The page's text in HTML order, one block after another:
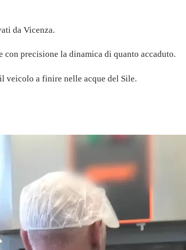
da Vicenza.
precisione la dinamica di quanto accaduto.
veicolo a finire nelle acque del Sile.